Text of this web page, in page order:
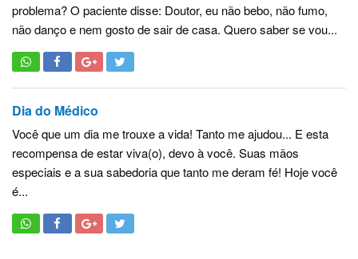
problema? O paciente disse: Doutor, eu não bebo, não fumo,
não danço e nem gosto de sair de casa. Quero saber se vou...
Dia do Médico
Você que um dia me trouxe a vida! Tanto me ajudou... E esta
recompensa de estar viva(o), devo à você. Suas mãos
especiais e a sua sabedoria que tanto me deram fé! Hoje você
é...